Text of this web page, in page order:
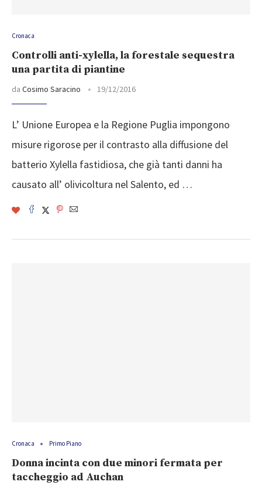
Cronaca
Controlli anti-xylella, la forestale sequestra
una partita di piantine
da Cosimo Saracino 19/12/2016
​L’ Unione Europea e la Regione Puglia impongono
misure rigorose per il contrasto alla diffusione del
batterio Xylella fastidiosa, che già tanti danni ha
causato all’ olivicoltura nel Salento, ed …
Cronaca Primo Piano
Donna incinta con due minori fermata per
taccheggio ad Auchan